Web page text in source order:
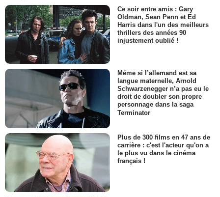
Ce soir entre amis : Gary
Oldman, Sean Penn et Ed
Harris dans l'un des meilleurs
thrillers des années 90
injustement oublié !
Même si l’allemand est sa
langue maternelle, Arnold
Schwarzenegger n’a pas eu le
droit de doubler son propre
personnage dans la saga
Terminator
Plus de 300 films en 47 ans de
carrière : c'est l'acteur qu'on a
le plus vu dans le cinéma
français !